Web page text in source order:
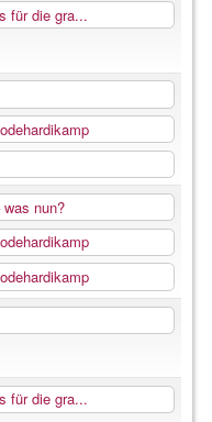
für die gra...
nun?
für die gra...